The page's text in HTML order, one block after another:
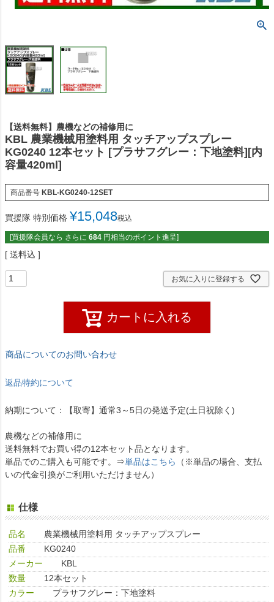
【送料無料】農機などの補修用に
KBL 農業機械用塗料用 タッチアップスプレー
KG0240 12本セット [プラサフグレー：下地塗料][内
容量420ml]
商品番号 KBL-KG0240-12SET
買援隊 特別価格 ¥15,048税込
[買援隊会員なら さらに 684 円相当のポイント進呈]
送料込
お気に入りに登録する
カートに入れる
商品についてのお問い合わせ
返品特約について
納期について：【取寄】通常3～5日の発送予定(土日祝除く)
農機などの補修用に
送料無料でお買い得の12本セット品となります。
単品でのご購入も可能です。⇒単品はこちら
（※単品の場合、支払
いの代金引換がご利用いただけません）
仕様
品名
農業機械用塗料用 タッチアップスプレー
品番
KG0240
メーカー
KBL
数量
12本セット
カラー
プラサフグレー：下地塗料